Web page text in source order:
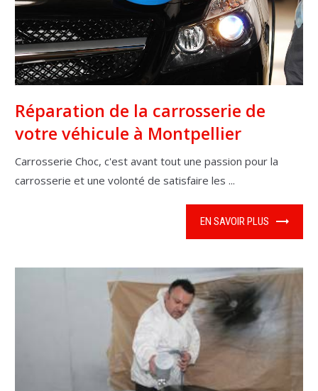
Réparation de la carrosserie de
votre véhicule à Montpellier
Carrosserie Choc, c'est avant tout une passion pour la
carrosserie et une volonté de satisfaire les ...
EN SAVOIR PLUS